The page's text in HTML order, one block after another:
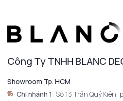
Công Ty TNHH BLANC
Showroom Tp. HCM
Chi nhánh 1: Số 13 Trần Quý